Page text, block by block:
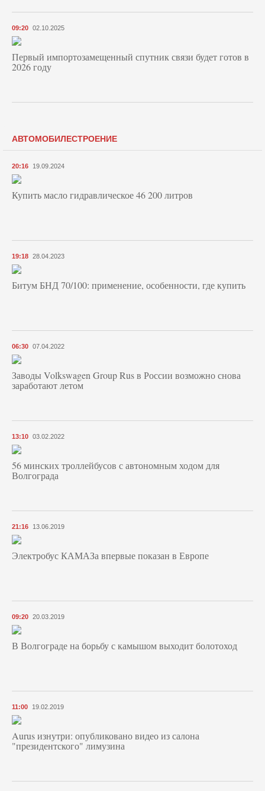
09:20 02.10.2025
Первый импортозамещенный спутник связи будет готов в
2026 году
АВТОМОБИЛЕСТРОЕНИЕ
20:16 19.09.2024
Купить масло гидравлическое 46 200 литров
19:18 28.04.2023
Битум БНД 70/100: применение, особенности, где купить
06:30 07.04.2022
Заводы Volkswagen Group Rus в России возможно снова
заработают летом
13:10 03.02.2022
56 минских троллейбусов с автономным ходом для
Волгограда
21:16 13.06.2019
Электробус КАМАЗа впервые показан в Европе
09:20 20.03.2019
В Волгограде на борьбу с камышом выходит болотоход
11:00 19.02.2019
Aurus изнутри: опубликовано видео из салона
"президентского" лимузина